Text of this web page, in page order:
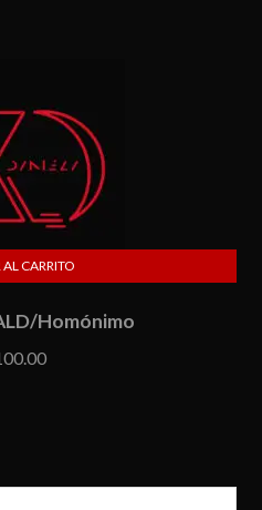
Homónimo
CARRITO